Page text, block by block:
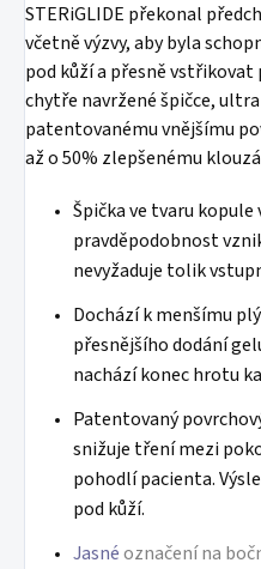
STERiGLIDE překonal
včetně výzvy, aby byla
pod kůží a přesně vstřikovat
chytře navržené špičce,
patentovanému vnějšímu
až o 50% zlepšenému
Špička ve tvaru
pravděpodobnost
nevyžaduje tolik
Dochází k menšímu
přesnějšího dodání
nachází konec hrotu
Patentovaný
snižuje tření mezi
pohodlí pacienta.
pod kůží.
Jasnéoznačení na